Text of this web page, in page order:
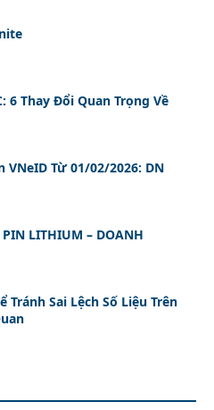
6 Thay Đổi Quan Trọng Về
VNeID Từ 01/02/2026: DN
LITHIUM – DOANH
Tránh Sai Lệch Số Liệu Trên